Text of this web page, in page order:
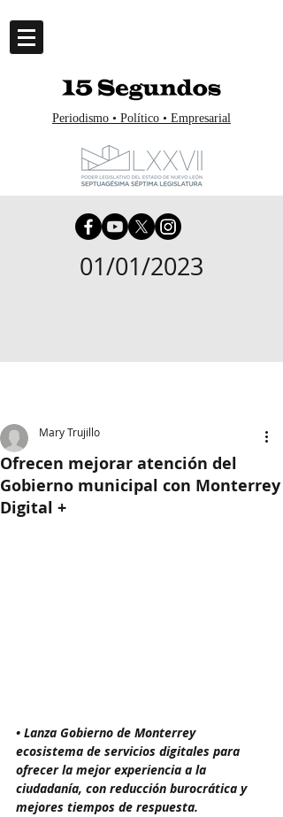
Periodismo • Político • Empresarial
01/01/2023
Ofrecen mejorar atención del
Gobierno municipal con Monterrey
Digital +
Mary Trujillo
• Lanza Gobierno de Monterrey
ecosistema de servicios digitales para
ofrecer la mejor experiencia a la
ciudadanía, con reducción burocrática y
mejores tiempos de respuesta.